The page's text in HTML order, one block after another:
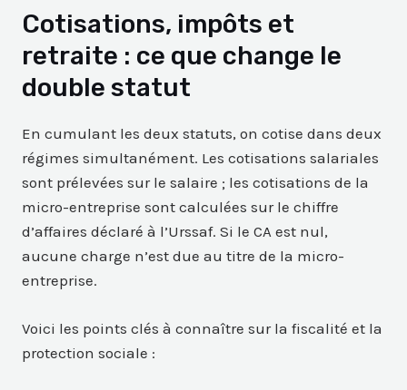
Cotisations, impôts et
retraite : ce que change le
double statut
En cumulant les deux statuts, on cotise dans deux
régimes simultanément. Les cotisations salariales
sont prélevées sur le salaire ; les cotisations de la
micro-entreprise sont calculées sur le chiffre
d’affaires déclaré à l’Urssaf. Si le CA est nul,
aucune charge n’est due au titre de la micro-
entreprise.
Voici les points clés à connaître sur la fiscalité et la
protection sociale :